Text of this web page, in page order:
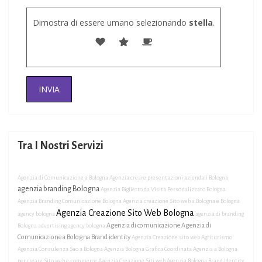
Dimostra di essere umano selezionando stella.
Tra I Nostri Servizi
Agenzia di Comunicazione a Bologna Agenzia creare presentazioni aziendali Bologna
agenzia branding Bologna Agenzia Biglietto da Visita Personalizzato Bologna
Agenzia Branding Comunicazione Bologna Agenzia creazione Sito web a Bologna e Bologna
agency bologna Agenzia Creazione Sito Web Bologna agenzia di branding
Bologna advertising agency bologna Agenzia di comunicazioneAgenzia di
Comunicazione a Bologna Brand identity Agenzia Creazione sito web Agriturismo
Agenzia Consulenza Seo a Bologna Agenzia Bologna Grafica Coordinata Agenzia a Bologna
per creare Sito web e-commerce Agenzia Creazione Siti web Agenzia Bologna Brand Identity